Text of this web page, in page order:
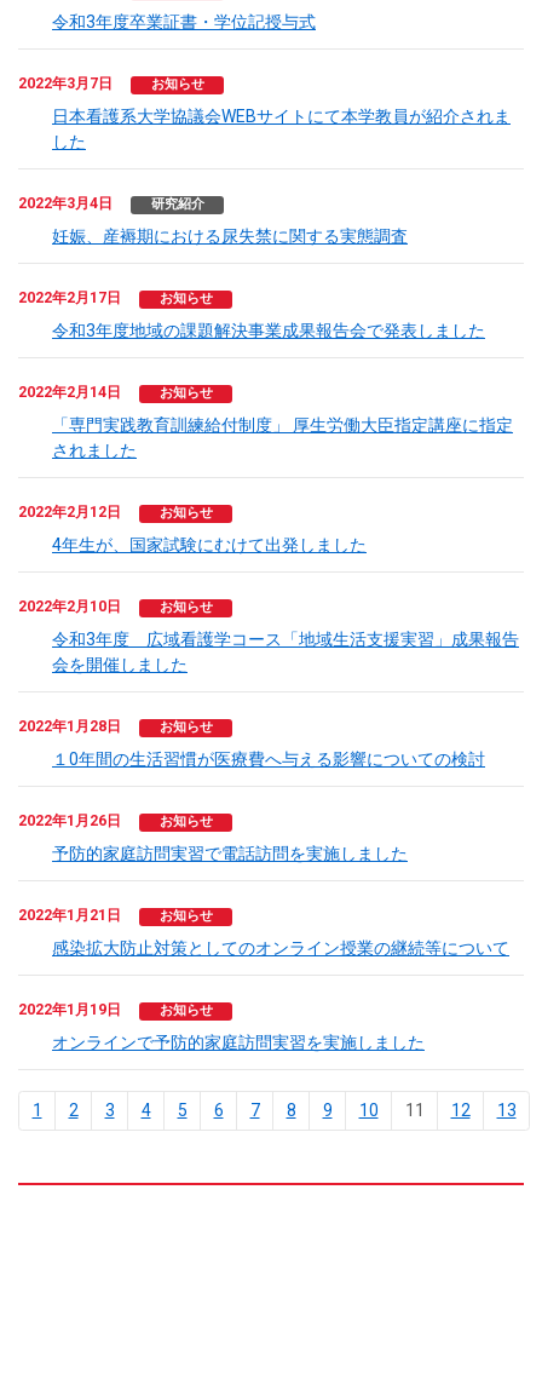
令和3年度卒業証書・学位記授与式
2022年3月7日 お知らせ
日本看護系大学協議会WEBサイトにて本学教員が紹介されま
した
2022年3月4日 研究紹介
妊娠、産褥期における尿失禁に関する実態調査
2022年2月17日 お知らせ
令和3年度地域の課題解決事業成果報告会で発表しました
2022年2月14日 お知らせ
「専門実践教育訓練給付制度」 厚生労働大臣指定講座に指定
されました
2022年2月12日 お知らせ
4年生が、国家試験にむけて出発しました
2022年2月10日 お知らせ
令和3年度 広域看護学コース「地域生活支援実習」成果報告
会を開催しました
2022年1月28日 お知らせ
１0年間の生活習慣が医療費へ与える影響についての検討
2022年1月26日 お知らせ
予防的家庭訪問実習で電話訪問を実施しました
2022年1月21日 お知らせ
感染拡大防止対策としてのオンライン授業の継続等について
2022年1月19日 お知らせ
オンラインで予防的家庭訪問実習を実施しました
1 2 3 4 5 6 7 8 9 10 11 12 13